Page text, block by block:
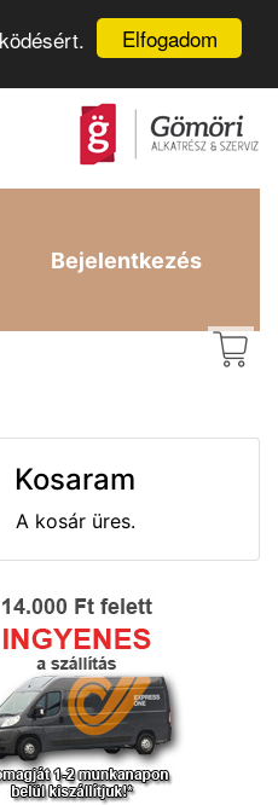
Elfogadom
Bejelentkezés
Kosaram
A kosár üres.